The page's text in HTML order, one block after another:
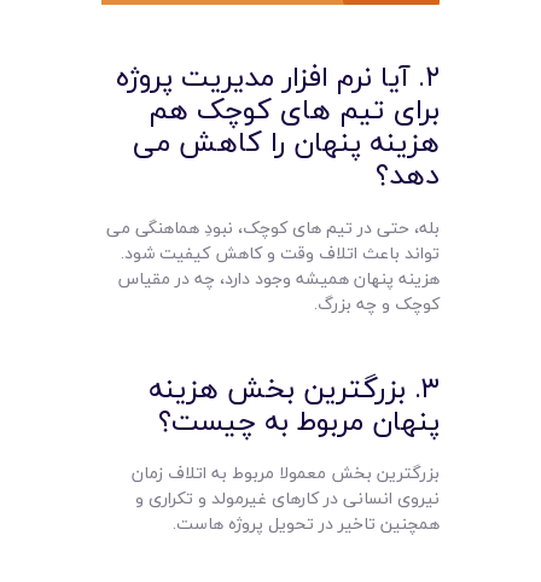
۲. آیا نرم افزار مدیریت پروژه
برای تیم های کوچک هم
هزینه پنهان را کاهش می
دهد؟
بله، حتی در تیم های کوچک، نبودِ هماهنگی می
تواند باعث اتلاف وقت و کاهش کیفیت شود.
هزینه پنهان همیشه وجود دارد، چه در مقیاس
کوچک و چه بزرگ.
۳. بزرگترین بخش هزینه
پنهان مربوط به چیست؟
بزرگترین بخش معمولا مربوط به اتلاف زمان
نیروی انسانی در کارهای غیرمولد و تکراری و
همچنین تاخیر در تحویل پروژه هاست.